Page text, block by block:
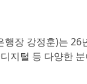
장 강정훈)는 26
지털 등 다양한